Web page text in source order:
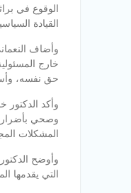
الوقوع في
القيادة
وأضاف
خارج
حق نفسه،
وأكد
وصحي بأضرار
المشكلات
وأوضح
التي يقدمها